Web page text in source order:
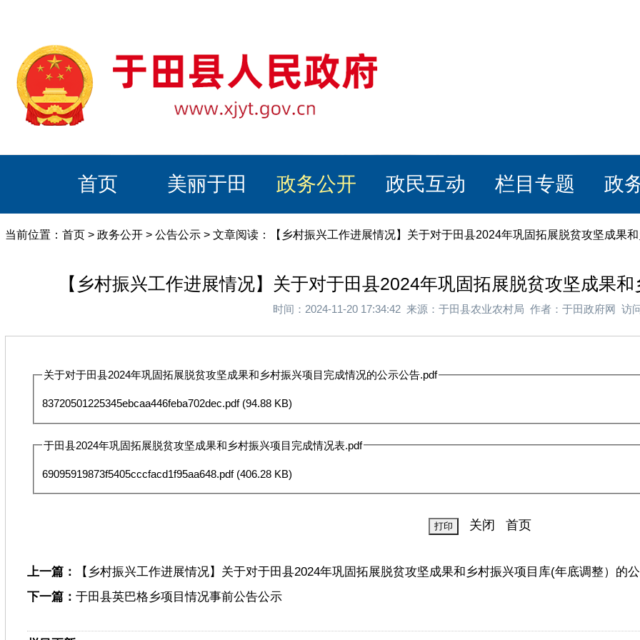
首页 美丽于田 政务公开 政民互动 栏目专题 政
当前位置： 首页 > 政务公开 > 公告公示 > 文章阅读：【乡村振兴工作进展情况】关于对于田县2024年巩固拓展脱贫攻坚成果
【乡村振兴工作进展情况】关于对于田县2024年巩固拓展脱贫攻坚成果
时间：2024-11-20 17:34:42 来源：于田县农业农村局 作者：于田政府网 访
关于对于田县2024年巩固拓展脱贫攻坚成果和乡村振兴项目完成情况的公示公告.pdf
83720501225345ebcaa446feba702dec.pdf(94.88 KB)
于田县2024年巩固拓展脱贫攻坚成果和乡村振兴项目完成情况表.pdf
69095919873f5405cccfacd1f95aa648.pdf(406.28 KB)
关闭 首页
上一篇：
【乡村振兴工作进展情况】关于对于田县2024年巩固拓展脱贫攻坚成果和乡村振兴项目库(年底调整）的
下一篇： 于田县英巴格乡项目情况事前公告公示